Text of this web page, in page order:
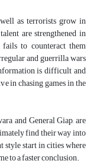
as terrorists grow in
are strengthened in
to counteract them
and guerrilla wars
is difficult and
in chasing games in the
and General Giap, are
find their way into
start in cities where
to a faster conclusion.